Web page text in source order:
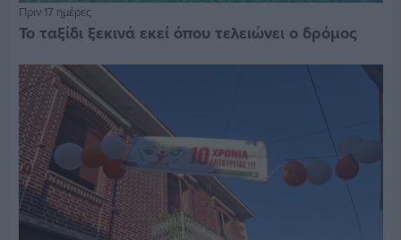
Πριν 17 ημέρες
Το ταξίδι ξεκινά εκεί όπου τελειώνει ο δρόμος